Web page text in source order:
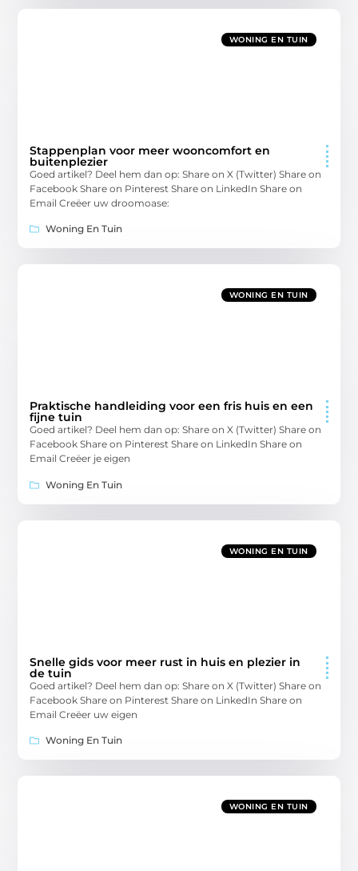
WONING EN TUIN
Stappenplan voor meer wooncomfort en
buitenplezier
Goed artikel? Deel hem dan op: Share on X (Twitter) Share on
Facebook Share on Pinterest Share on LinkedIn Share on
Email Creëer uw droomoase:
Woning En Tuin
WONING EN TUIN
Praktische handleiding voor een fris huis en een
fijne tuin
Goed artikel? Deel hem dan op: Share on X (Twitter) Share on
Facebook Share on Pinterest Share on LinkedIn Share on
Email Creëer je eigen
Woning En Tuin
WONING EN TUIN
Snelle gids voor meer rust in huis en plezier in
de tuin
Goed artikel? Deel hem dan op: Share on X (Twitter) Share on
Facebook Share on Pinterest Share on LinkedIn Share on
Email Creëer uw eigen
Woning En Tuin
WONING EN TUIN